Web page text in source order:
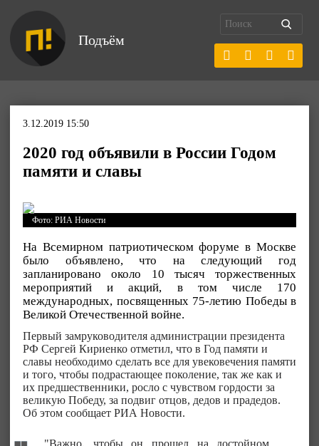
Подъём
3.12.2019 15:50
2020 год объявили в России Годом
памяти и славы
Фото: РИА Новости
На Всемирном патриотическом форуме в Москве
было объявлено, что на следующий год
запланировано около 10 тысяч торжественных
мероприятий и акций, в том числе 170
международных, посвященных 75-летию Победы в
Великой Отечественной войне.
Первый замруководителя администрации президента
РФ Сергей Кириенко отметил, что в Год памяти и
славы необходимо сделать все для увековечения памяти
и того, чтобы подрастающее поколение, так же как и
их предшественники, росло с чувством гордости за
великую Победу, за подвиг отцов, дедов и прадедов.
Об этом сообщает РИА Новости.
"Важно, чтобы он прошел на достойном